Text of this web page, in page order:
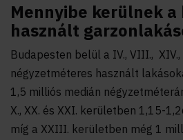
Mennyibe kerülnek
használt
Budapesten belül a IV., VIII.,
négyzetméteres használt
1,5 milliós medián
X., XX. és XXI. kerületben 1,15-
míg a XXIII. kerületben még 1